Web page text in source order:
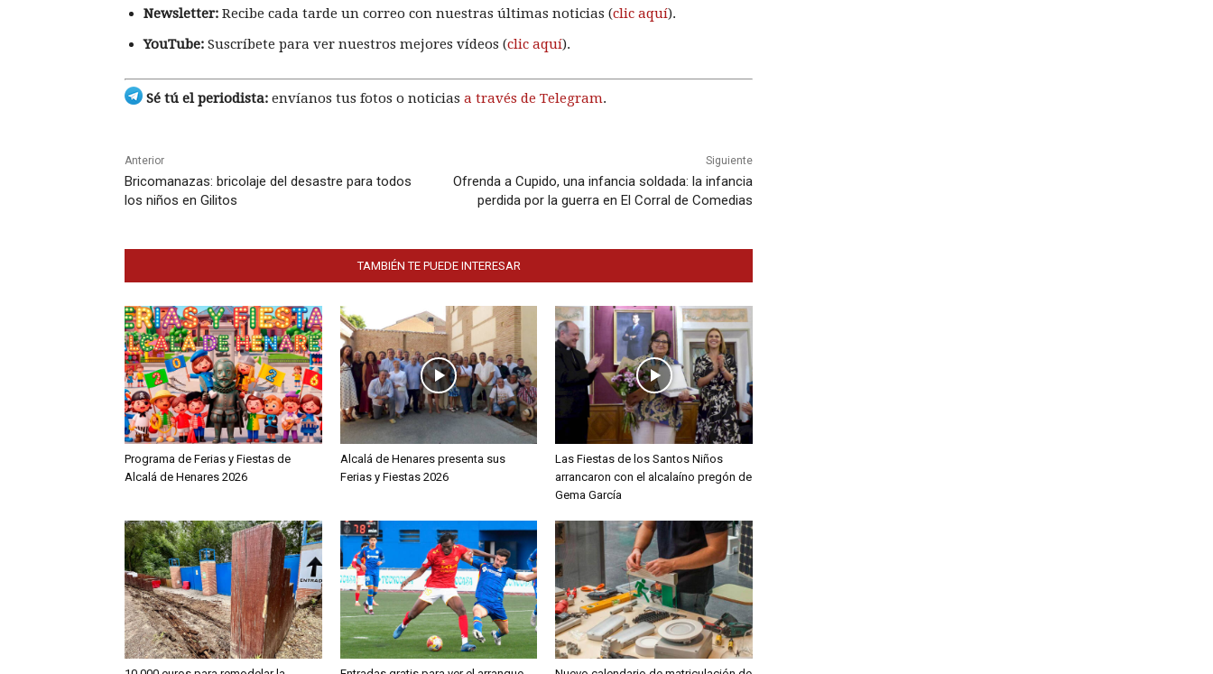
Newsletter: Recibe cada tarde un correo con nuestras últimas noticias (clic aquí).
YouTube: Suscríbete para ver nuestros mejores vídeos (clic aquí).
Sé tú el periodista: envíanos tus fotos o noticias a través de Telegram.
Anterior
Bricomanazas: bricolaje del desastre para todos
los niños en Gilitos
Siguiente
Ofrenda a Cupido, una infancia soldada: la infancia
perdida por la guerra en El Corral de Comedias
TAMBIÉN TE PUEDE INTERESAR
Programa de Ferias y Fiestas de
Alcalá de Henares 2026
Alcalá de Henares presenta sus
Ferias y Fiestas 2026
Las Fiestas de los Santos Niños
arrancaron con el alcalaíno pregón de
Gema García